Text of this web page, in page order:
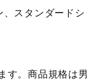
スタンダードシ
す。商品規格は男